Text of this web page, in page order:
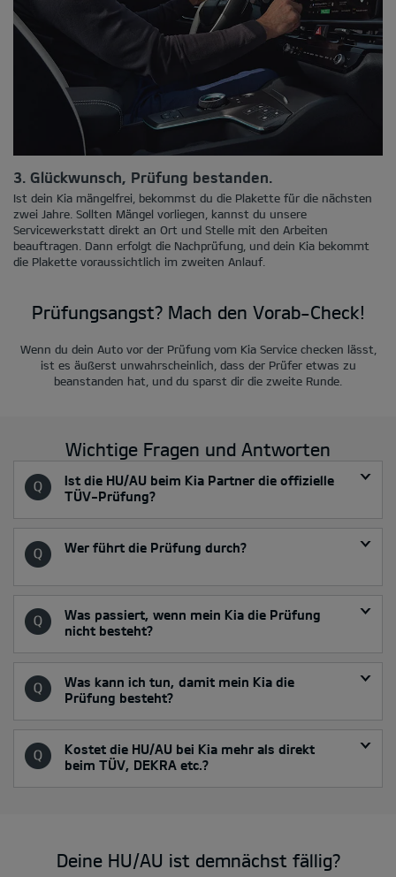
3. Glückwunsch, Prüfung bestanden.
Ist dein Kia mängelfrei, bekommst du die Plakette für die nächsten
zwei Jahre. Sollten Mängel vorliegen, kannst du unsere
Servicewerkstatt direkt an Ort und Stelle mit den Arbeiten
beauftragen. Dann erfolgt die Nachprüfung, und dein Kia bekommt
die Plakette voraussichtlich im zweiten Anlauf.
Prüfungsangst? Mach den Vorab-Check!
Wenn du dein Auto vor der Prüfung vom Kia Service checken lässt,
ist es äußerst unwahrscheinlich, dass der Prüfer etwas zu
beanstanden hat, und du sparst dir die zweite Runde.
Wichtige Fragen und Antworten
Ist die HU/AU beim Kia Partner die offizielle
TÜV-Prüfung?
Wer führt die Prüfung durch?
Was passiert, wenn mein Kia die Prüfung
nicht besteht?
Was kann ich tun, damit mein Kia die
Prüfung besteht?
Kostet die HU/AU bei Kia mehr als direkt
beim TÜV, DEKRA etc.?
Deine HU/AU ist demnächst fällig?